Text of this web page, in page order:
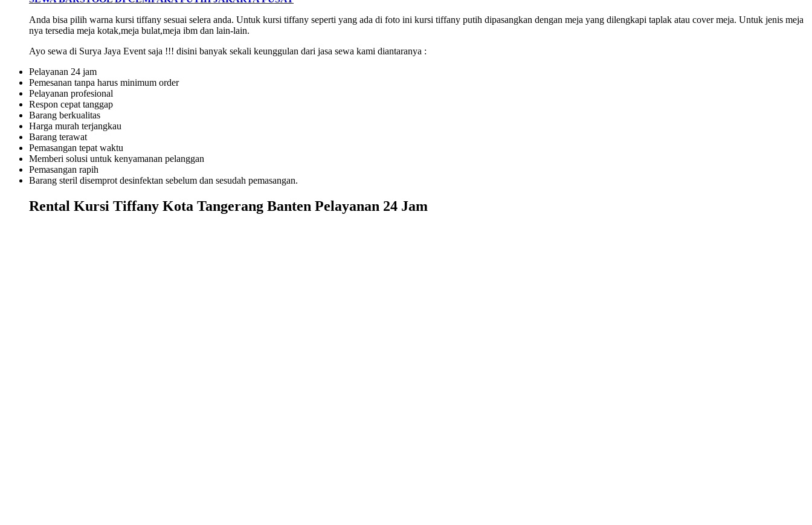
Anda bisa pilih warna kursi tiffany sesuai selera anda. Untuk kursi tiffany seperti yang ada di foto ini kursi tiffany putih dipasangkan dengan meja yang dilengkapi taplak atau cover meja. Untuk jenis meja
nya tersedia meja kotak,meja bulat,meja ibm dan lain-lain.
Ayo sewa di Surya Jaya Event saja !!! disini banyak sekali keunggulan dari jasa sewa kami diantaranya :
Pelayanan 24 jam
Pemesanan tanpa harus minimum order
Pelayanan profesional
Respon cepat tanggap
Barang berkualitas
Harga murah terjangkau
Barang terawat
Pemasangan tepat waktu
Memberi solusi untuk kenyamanan pelanggan
Pemasangan rapih
Barang steril disemprot desinfektan sebelum dan sesudah pemasangan.
Rental Kursi Tiffany Kota Tangerang Banten Pelayanan 24 Jam